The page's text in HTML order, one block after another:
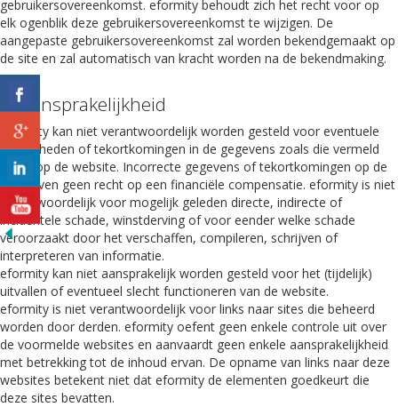
gebruikersovereenkomst. eformity behoudt zich het recht voor op
elk ogenblik deze gebruikersovereenkomst te wijzigen. De
aangepaste gebruikersovereenkomst zal worden bekendgemaakt op
de site en zal automatisch van kracht worden na de bekendmaking.
2. Aansprakelijkheid
eformity kan niet verantwoordelijk worden gesteld voor eventuele
onjuistheden of tekortkomingen in de gegevens zoals die vermeld
staan op de website. Incorrecte gegevens of tekortkomingen op de
site geven geen recht op een financiële compensatie. eformity is niet
verantwoordelijk voor mogelijk geleden directe, indirecte of
incidentele schade, winstderving of voor eender welke schade
veroorzaakt door het verschaffen, compileren, schrijven of
interpreteren van informatie.
eformity kan niet aansprakelijk worden gesteld voor het (tijdelijk)
uitvallen of eventueel slecht functioneren van de website.
eformity is niet verantwoordelijk voor links naar sites die beheerd
worden door derden. eformity oefent geen enkele controle uit over
de voormelde websites en aanvaardt geen enkele aansprakelijkheid
met betrekking tot de inhoud ervan. De opname van links naar deze
websites betekent niet dat eformity de elementen goedkeurt die
deze sites bevatten.